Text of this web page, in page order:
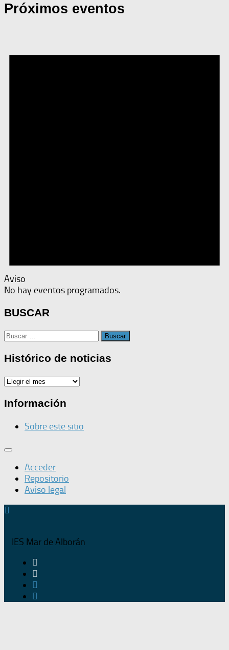
Próximos eventos
Aviso
No hay eventos programados.
BUSCAR
Buscar:
Histórico de noticias
Histórico
noticias
Información
Sobre este sitio
Acceder
Repositorio
Aviso legal
IES Mar de Alborán